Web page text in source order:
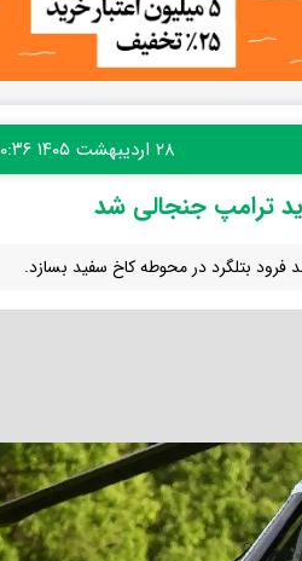
۲۸ اردیبهشت ۱۴۰۵ ۱۰:۳۶
ترامپ جنجالی شد
فرود بتلگرد در محوطه کاخ سفید بسازد.